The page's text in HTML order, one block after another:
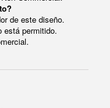
de este diseño.
está permitido.